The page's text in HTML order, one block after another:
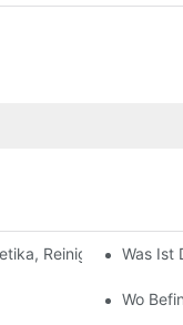
Reinigungsmittel
Was Ist
Wo